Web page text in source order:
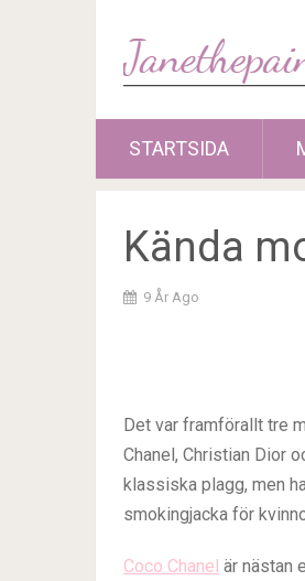
STARTSIDA
Kända
9 År Ago
Det var framförallt tre
Chanel, Christian Dior
klassiska plagg, men
smokingjacka för
Coco Chanel är nästan